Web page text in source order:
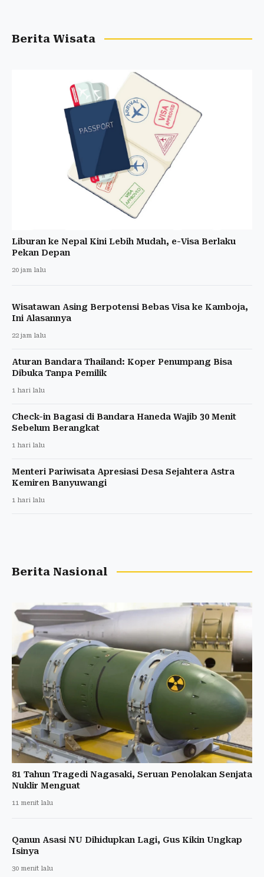
Berita Wisata
Liburan ke Nepal Kini Lebih Mudah, e-Visa Berlaku
Pekan Depan
20 jam lalu
Wisatawan Asing Berpotensi Bebas Visa ke Kamboja,
Ini Alasannya
22 jam lalu
Aturan Bandara Thailand: Koper Penumpang Bisa
Dibuka Tanpa Pemilik
1 hari lalu
Check-in Bagasi di Bandara Haneda Wajib 30 Menit
Sebelum Berangkat
1 hari lalu
Menteri Pariwisata Apresiasi Desa Sejahtera Astra
Kemiren Banyuwangi
1 hari lalu
Berita Nasional
81 Tahun Tragedi Nagasaki, Seruan Penolakan Senjata
Nuklir Menguat
11 menit lalu
Qanun Asasi NU Dihidupkan Lagi, Gus Kikin Ungkap
Isinya
30 menit lalu